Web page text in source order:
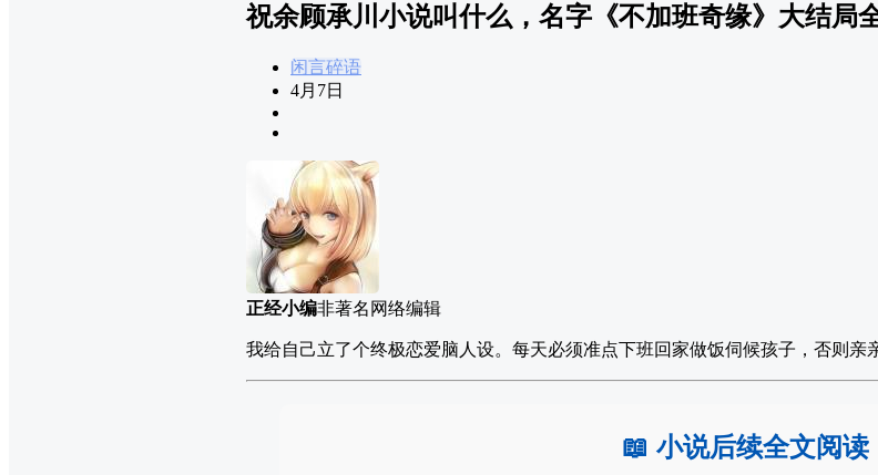
祝余顾承川小说叫什么，名字《不加班奇缘》大结局
闲言碎语
4月7日
正经小编非著名网络编辑
我给自己立了个终极恋爱脑人设。每天必须准点下班回家做饭伺候孩子，否则亲
📖 小说后续全文阅读